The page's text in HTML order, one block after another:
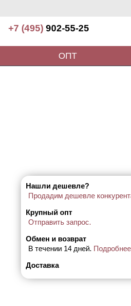
+7 (495) 902-55-25
ОПТ
Нашли дешевле?
Продадим дешевле
Крупный опт
Отправить запрос.
Обмен и возврат
В течении 14 дней.
Доставка